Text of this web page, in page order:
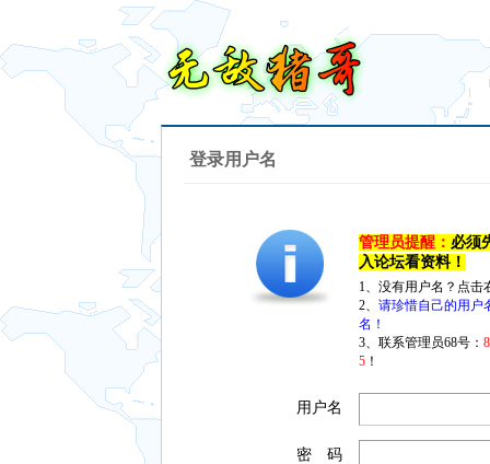
登录用户名
管理员提醒： 必须
入论坛看资料！
1、没有用户名？点
2、 请珍惜自己的用户
名！
3、联系管理员68号：
5 ！
用户名
密 码